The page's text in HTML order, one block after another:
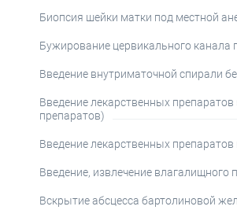
Биопсия шейки матки под местной
Бужирование цервикального канала
Введение внутриматочной спирали
Введение лекарственных
препаратов)
Введение лекарственных
Введение, извлечение
Вскрытие абсцесса бартолиновой